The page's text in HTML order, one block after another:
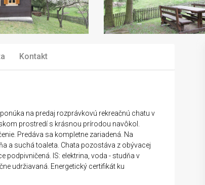
Kontakt
na predaj rozprávkovú rekreačnú chatu v
prostredí s krásnou prírodou navôkol.
Predáva sa kompletne zariadená. Na
a suchá toaleta. Chata pozostáva z obývacej
podpivničená. IS: elektrina, voda - studňa v
udržiavaná. Energetický certifikát ku